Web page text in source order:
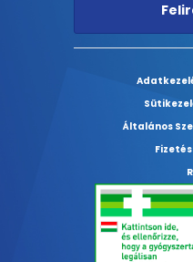
Általános